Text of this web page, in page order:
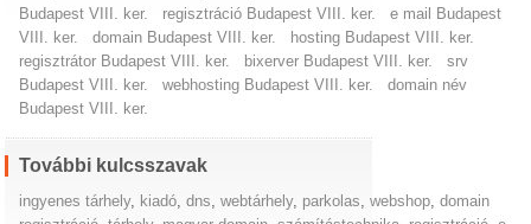
Budapest VIII. ker.
regisztráció Budapest VIII. ker.
e mail Budapest
VIII. ker.
domain Budapest VIII. ker.
hosting Budapest VIII. ker.
regisztrátor Budapest VIII. ker.
bixerver Budapest VIII. ker.
srv
Budapest VIII. ker.
webhosting Budapest VIII. ker.
domain név
Budapest VIII. ker.
További kulcsszavak
ingyenes tárhely, kiadó ,dns ,webtárhely, parkolas ,webshop ,domain